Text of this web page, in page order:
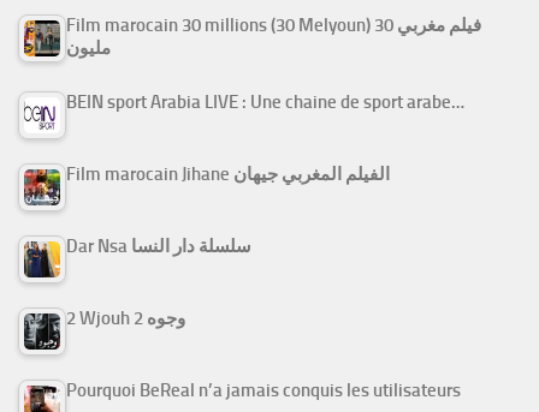
Film marocain 30 millions (30 Melyoun) فيلم مغربي 30
مليون
BEIN sport Arabia LIVE : Une chaine de sport arabe…
Film marocain Jihane الفيلم المغربي جيهان
Dar Nsa سلسلة دار النسا
2 Wjouh 2 وجوه
Pourquoi BeReal n’a jamais conquis les utilisateurs